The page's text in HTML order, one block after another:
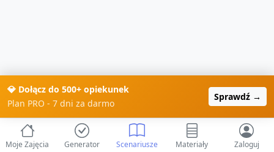
💎 Dołącz do 500+ opiekunek
Plan PRO - 7 dni za darmo
Sprawdź →
Moje Zajęcia Generator Scenariusze Materiały Zaloguj